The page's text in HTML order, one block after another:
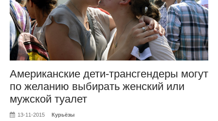
Американские дети-трансгендеры могут
по желанию выбирать женский или
мужской туалет
13-11-2015 Курьёзы